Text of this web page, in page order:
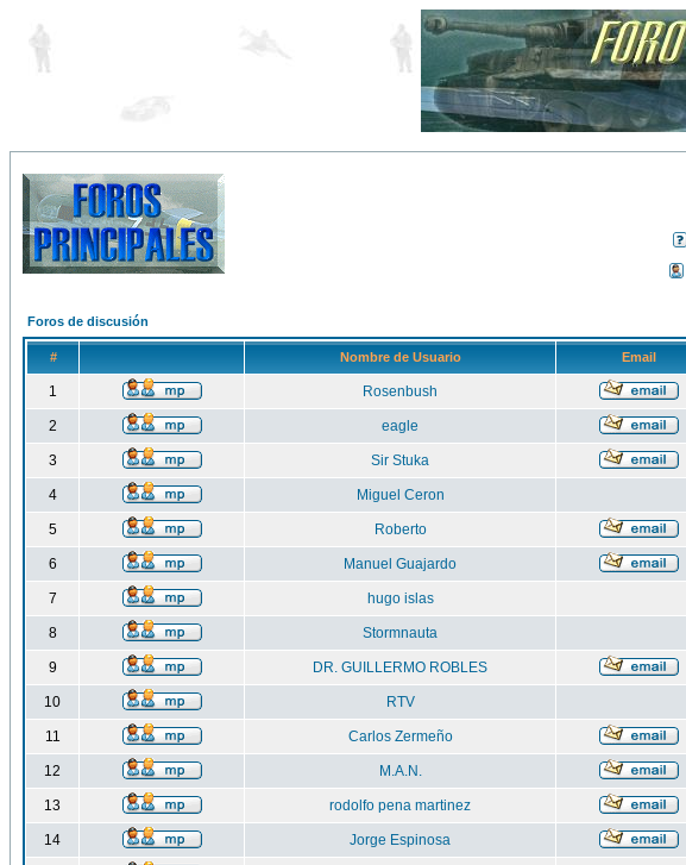
Foros de discusión
# Nombre de Usuario Email
1 Rosenbush
2 eagle
3 Sir Stuka
4 Miguel Ceron
5 Roberto
6 Manuel Guajardo
7 hugo islas
8 Stormnauta
9 DR. GUILLERMO ROBLES
10 RTV
11 Carlos Zermeño
12 M.A.N.
13 rodolfo pena martinez
14 Jorge Espinosa